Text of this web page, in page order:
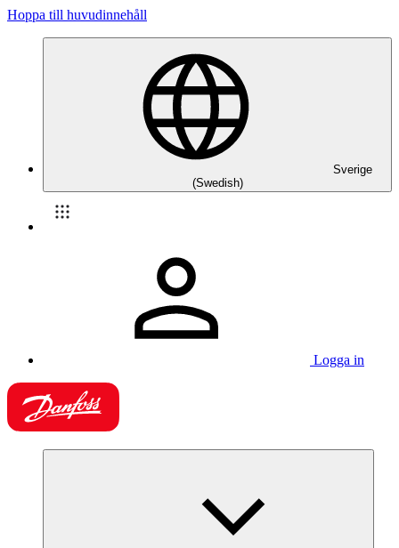
Hoppa till huvudinnehåll
Sverige
(Swedish)
Logga in